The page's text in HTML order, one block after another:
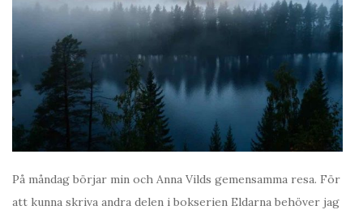
På måndag börjar min och Anna Vilds gemensamma resa. För
att kunna skriva andra delen i bokserien Eldarna behöver jag